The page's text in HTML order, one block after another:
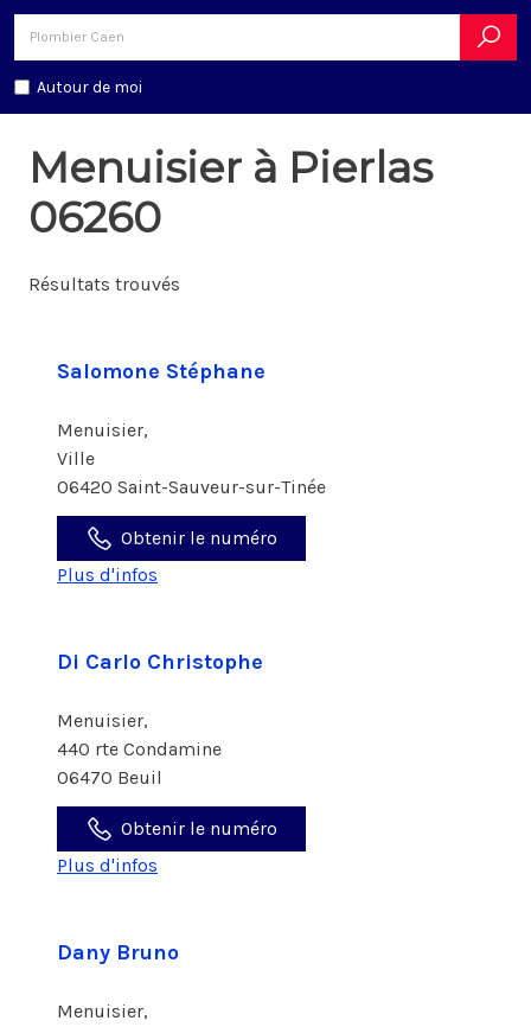
Autour de moi
Menuisier à Pierlas
06260
Résultats trouvés
Salomone Stéphane
Menuisier,
Ville
06420 Saint-Sauveur-sur-Tinée
Obtenir le numéro
Plus d'infos
Di Carlo Christophe
Menuisier,
440 rte Condamine
06470 Beuil
Obtenir le numéro
Plus d'infos
Dany Bruno
Menuisier,